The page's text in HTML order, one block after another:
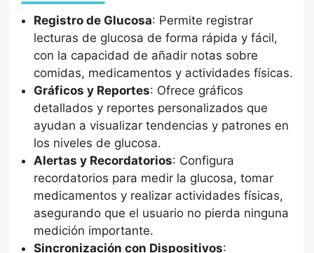
Registro de Glucosa: Permite registrar
lecturas de glucosa de forma rápida y fácil,
con la capacidad de añadir notas sobre
comidas, medicamentos y actividades físicas.
Gráficos y Reportes: Ofrece gráficos
detallados y reportes personalizados que
ayudan a visualizar tendencias y patrones en
los niveles de glucosa.
Alertas y Recordatorios: Configura
recordatorios para medir la glucosa, tomar
medicamentos y realizar actividades físicas,
asegurando que el usuario no pierda ninguna
medición importante.
Sincronización con Dispositivos: